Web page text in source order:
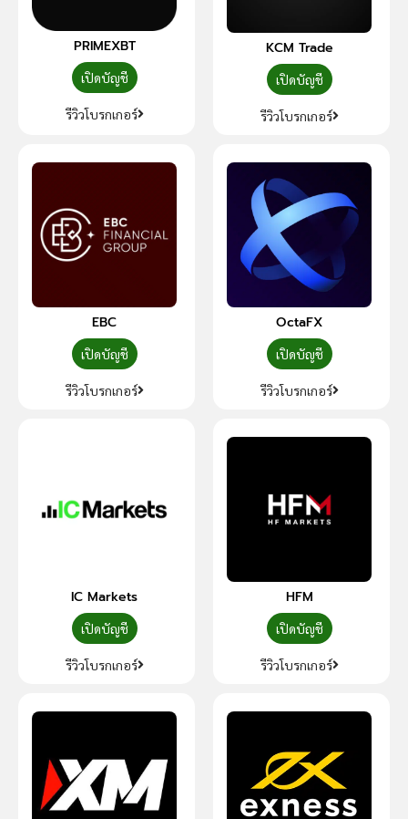
PRIMEXBT
เปิดบัญชี
รีวิวโบรกเกอร์
KCM Trade
เปิดบัญชี
รีวิวโบรกเกอร์
EBC
เปิดบัญชี
รีวิวโบรกเกอร์
OctaFX
เปิดบัญชี
รีวิวโบรกเกอร์
IC Markets
เปิดบัญชี
รีวิวโบรกเกอร์
HFM
เปิดบัญชี
รีวิวโบรกเกอร์